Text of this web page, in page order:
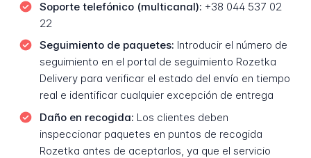
Soporte telefónico (multicanal): +38 044 537 02
22
Seguimiento de paquetes: Introducir el número de
seguimiento en el portal de seguimiento Rozetka
Delivery para verificar el estado del envío en tiempo
real e identificar cualquier excepción de entrega
Daño en recogida: Los clientes deben
inspeccionar paquetes en puntos de recogida
Rozetka antes de aceptarlos, ya que el servicio